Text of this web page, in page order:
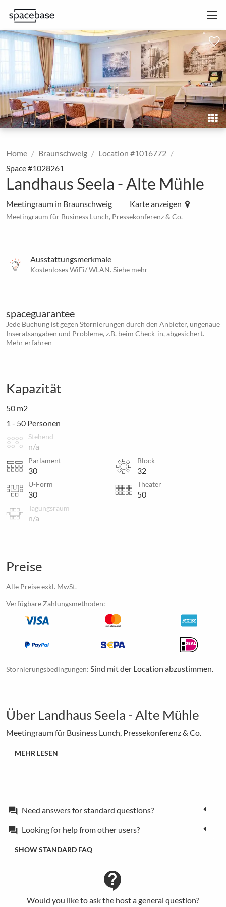
Home Braunschweig
Location #1016772
Space #1028261
Landhaus Seela - Alte Mühle
Meetingraum in Braunschweig Karte anzeigen
Meetingraum für Business Lunch, Pressekonferenz & Co.
Ausstattungsmerkmale
Kostenloses WiFi/ WLAN. Siehe mehr
spaceguarantee
Jede Buchung ist gegen Stornierungen durch den Anbieter, ungenaue
Inseratsangaben und Probleme, z.B. beim Check-in, abgesichert.
Mehr erfahren
Kapazität
50 m2
1 - 50 Personen
Stehend
n/a
Parlament
30
Block
32
U-Form
30
Theater
50
Tagungsraum
n/a
Preise
Alle Preise exkl. MwSt.
Verfügbare Zahlungsmethoden:
Stornierungsbedingungen: Sind mit der Location abzustimmen.
Über Landhaus Seela - Alte Mühle
Meetingraum für Business Lunch, Pressekonferenz & Co.
MEHR LESEN
forum Need answers for standard questions?
forum Looking for help from other users?
SHOW STANDARD FAQ
contact_support
Would you like to ask the host a general question?